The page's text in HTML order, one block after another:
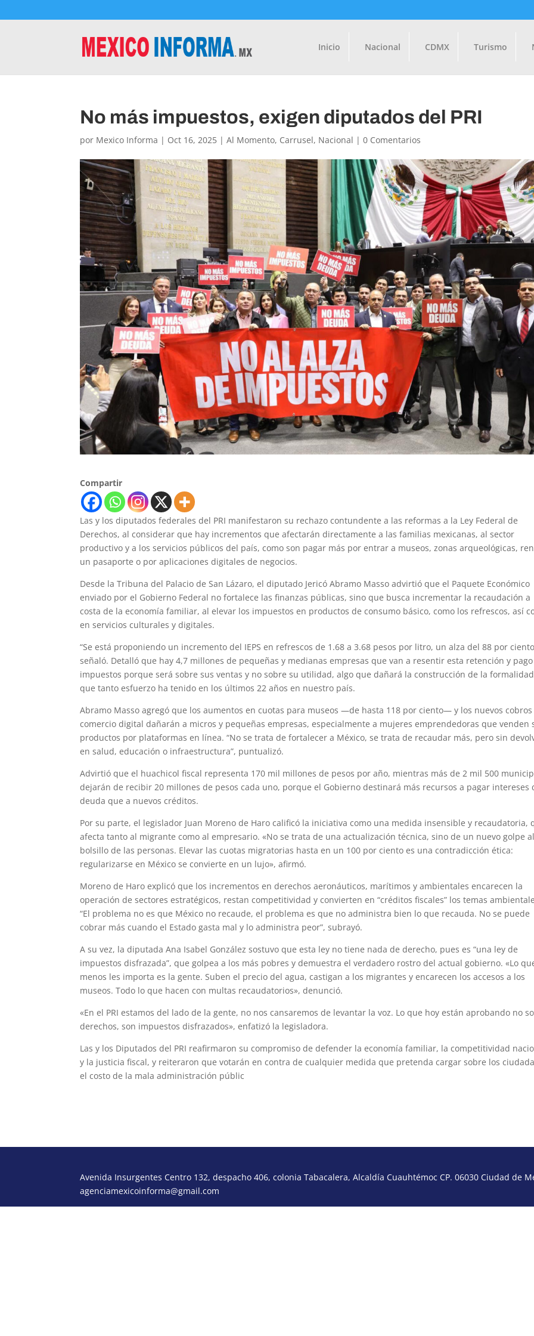
Inicio Nacional CDMX Turismo
No más impuestos, exigen diputados del PRI
por Mexico Informa | Oct 16, 2025 |Al Momento, Carrusel, Nacional |0 Comentarios
Compartir
Las y los diputados federales del PRI manifestaron su rechazo contundente a las reformas a la Ley Federal de
Derechos, al considerar que hay incrementos que afectarán directamente a las familias mexicanas, al sector
productivo y a los servicios públicos del país, como son pagar más por entrar a museos, zonas arqueológicas,
un pasaporte o por aplicaciones digitales de negocios.
Desde la Tribuna del Palacio de San Lázaro, el diputado Jericó Abramo Masso advirtió que el Paquete Económico
enviado por el Gobierno Federal no fortalece las finanzas públicas, sino que busca incrementar la recaudación a
costa de la economía familiar, al elevar los impuestos en productos de consumo básico, como los refrescos, así
en servicios culturales y digitales.
“Se está proponiendo un incremento del IEPS en refrescos de 1.68 a 3.68 pesos por litro, un alza del 88 por
señaló. Detalló que hay 4,7 millones de pequeñas y medianas empresas que van a resentir esta retención y
impuestos porque será sobre sus ventas y no sobre su utilidad, algo que dañará la construcción de la formalidad
que tanto esfuerzo ha tenido en los últimos 22 años en nuestro país.
Abramo Masso agregó que los aumentos en cuotas para museos —de hasta 118 por ciento— y los nuevos cobros
comercio digital dañarán a micros y pequeñas empresas, especialmente a mujeres emprendedoras que venden
productos por plataformas en línea. “No se trata de fortalecer a México, se trata de recaudar más, pero sin
en salud, educación o infraestructura”, puntualizó.
Advirtió que el huachicol fiscal representa 170 mil millones de pesos por año, mientras más de 2 mil 500
dejarán de recibir 20 millones de pesos cada uno, porque el Gobierno destinará más recursos a pagar intereses
deuda que a nuevos créditos.
Por su parte, el legislador Juan Moreno de Haro calificó la iniciativa como una medida insensible y recaudatoria,
afecta tanto al migrante como al empresario. «No se trata de una actualización técnica, sino de un nuevo golpe al
bolsillo de las personas. Elevar las cuotas migratorias hasta en un 100 por ciento es una contradicción ética:
regularizarse en México se convierte en un lujo», afirmó.
Moreno de Haro explicó que los incrementos en derechos aeronáuticos, marítimos y ambientales encarecen la
operación de sectores estratégicos, restan competitividad y convierten en “créditos fiscales” los temas
“El problema no es que México no recaude, el problema es que no administra bien lo que recauda. No se puede
cobrar más cuando el Estado gasta mal y lo administra peor”, subrayó.
A su vez, la diputada Ana Isabel González sostuvo que esta ley no tiene nada de derecho, pues es “una ley de
impuestos disfrazada”, que golpea a los más pobres y demuestra el verdadero rostro del actual gobierno. «Lo
menos les importa es la gente. Suben el precio del agua, castigan a los migrantes y encarecen los accesos a los
museos. Todo lo que hacen con multas recaudatorios», denunció.
«En el PRI estamos del lado de la gente, no nos cansaremos de levantar la voz. Lo que hoy están aprobando no
derechos, son impuestos disfrazados», enfatizó la legisladora.
Las y los Diputados del PRI reafirmaron su compromiso de defender la economía familiar, la competitividad
y la justicia fiscal, y reiteraron que votarán en contra de cualquier medida que pretenda cargar sobre los
el costo de la mala administración públic
Avenida Insurgentes Centro 132, despacho 406, colonia Tabacalera, Alcaldía Cuauhtémoc CP. 06030 Ciudad de
agenciamexicoinforma@gmail.com